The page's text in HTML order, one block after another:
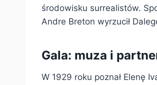
środowisku surrealistów.
Andre Breton wyrzucił
Gala: muza i
W 1929 roku poznał Elenę